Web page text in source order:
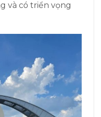
và có triển vọng